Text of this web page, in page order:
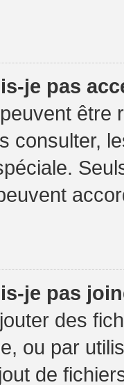
je pas
être
consulter,
je pas
des
ou par
de